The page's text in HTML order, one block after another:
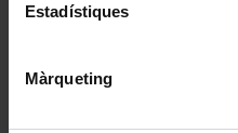
Estadístiques
Màrqueting